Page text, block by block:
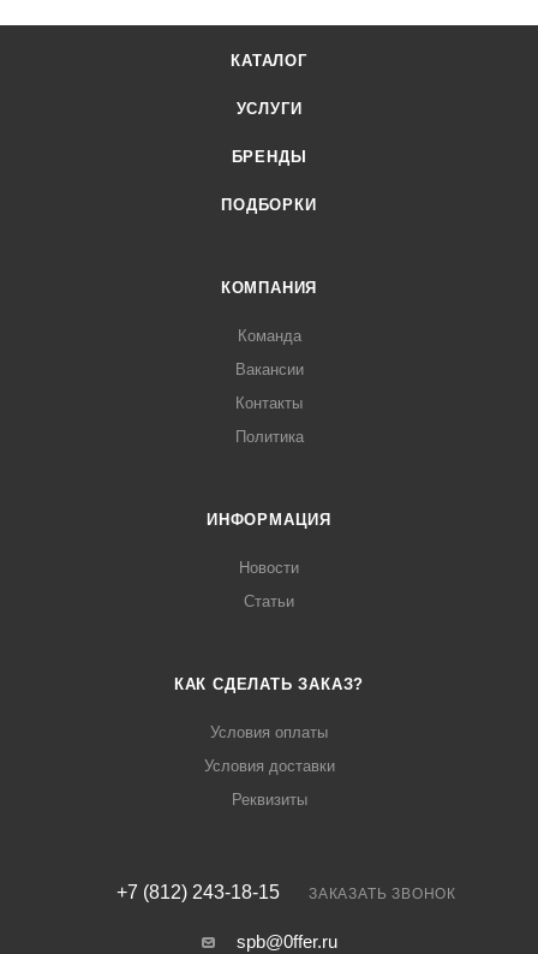
КАТАЛОГ
УСЛУГИ
БРЕНДЫ
ПОДБОРКИ
КОМПАНИЯ
Команда
Вакансии
Контакты
Политика
ИНФОРМАЦИЯ
Новости
Статьи
КАК СДЕЛАТЬ ЗАКАЗ?
Условия оплаты
Условия доставки
Реквизиты
+7 (812) 243-18-15 ЗАКАЗАТЬ ЗВОНОК
spb@0ffer.ru